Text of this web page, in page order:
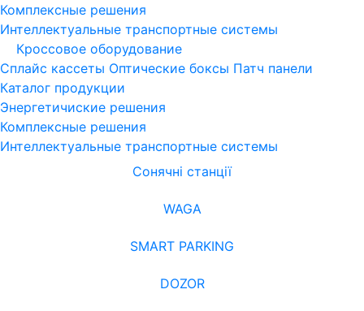
Комплексные решения
Интеллектуальные транспортные системы
Кроссовое оборудование
Сплайс кассеты Оптические боксы Патч панели
Каталог продукции
Энергетичиские решения
Комплексные решения
Интеллектуальные транспортные системы
Сонячні станції
WAGA
SMART PARKING
DOZOR